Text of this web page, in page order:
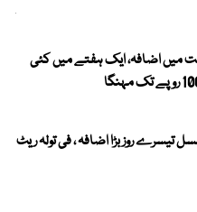
میں اضافہ، ایک ہفتے میں کئی
روز بڑا اضافہ ، فی تولہ ریٹ